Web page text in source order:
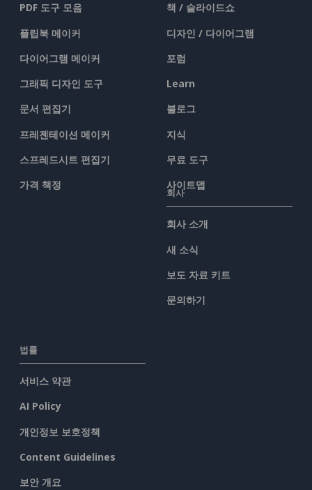
PDF 도구 모음
플립북 메이커
다이어그램 메이커
그래픽 디자인 도구
문서 편집기
프레젠테이션 메이커
스프레드시트 편집기
가격 책정
책 / 슬라이드쇼
디자인 / 다이어그램
포럼
Learn
블로그
지식
무료 도구
사이트맵
회사
회사 소개
새 소식
보도 자료 키트
문의하기
법률
서비스 약관
AI Policy
개인정보 보호정책
Content Guidelines
보안 개요